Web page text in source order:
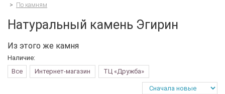
> По камням
Натуральный камень Эгирин
Из этого же камня
Наличие:
Все
Интернет-магазин ТЦ «Дружба»